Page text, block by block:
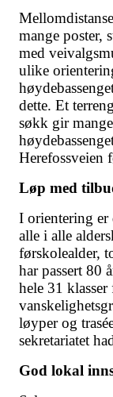
mange poster,
med
ulike
dette. Et
søkk gir
Herefossveien
Løp med
I orientering
alle i alle
førskolealder,
har passert 80
hele 31
løyper og
sekretariatet
God lokal